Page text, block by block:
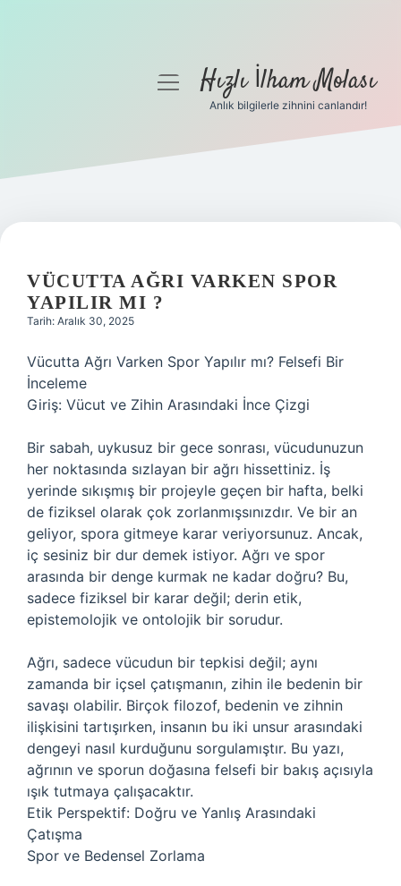
Gizlilik Politikası
Yasal Uyarı
menüyüHızlı İlham Molası
Anlık bilgilerle zihnini canlandır!
VÜCUTTA AĞRI VARKEN SPOR
YAPILIR MI ?
Tarih: Aralık 30, 2025
Vücutta Ağrı Varken Spor Yapılır mı? Felsefi Bir
İnceleme
Giriş: Vücut ve Zihin Arasındaki İnce Çizgi
Bir sabah, uykusuz bir gece sonrası, vücudunuzun
her noktasında sızlayan bir ağrı hissettiniz. İş
yerinde sıkışmış bir projeyle geçen bir hafta, belki
de fiziksel olarak çok zorlanmışsınızdır. Ve bir an
geliyor, spora gitmeye karar veriyorsunuz. Ancak,
iç sesiniz bir dur demek istiyor. Ağrı ve spor
arasında bir denge kurmak ne kadar doğru? Bu,
sadece fiziksel bir karar değil; derin etik,
epistemolojik ve ontolojik bir sorudur.
Ağrı, sadece vücudun bir tepkisi değil; aynı
zamanda bir içsel çatışmanın, zihin ile bedenin bir
savaşı olabilir. Birçok filozof, bedenin ve zihnin
ilişkisini tartışırken, insanın bu iki unsur arasındaki
dengeyi nasıl kurduğunu sorgulamıştır. Bu yazı,
ağrının ve sporun doğasına felsefi bir bakış açısıyla
ışık tutmaya çalışacaktır.
Etik Perspektif: Doğru ve Yanlış Arasındaki
Çatışma
Spor ve Bedensel Zorlama